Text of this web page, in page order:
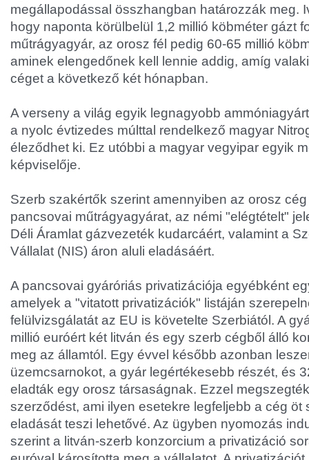
megállapodással összhangban határozzák meg.
hogy naponta körülbelül 1,2 millió köbméter gázt
műtrágyagyár, az orosz fél pedig 60-65 millió
aminek elengedőnek kell lennie addig, amíg
céget a következő két hónapban.
A verseny a világ egyik legnagyobb
a nyolc évtizedes múlttal rendelkező magyar
éleződhet ki. Ez utóbbi a magyar vegyipar egyik
képviselője.
Szerb szakértők szerint amennyiben az orosz
pancsovai műtrágyagyárat, az némi "elégtételt"
Déli Áramlat gázvezeték kudarcáért, valamint a
Vállalat (NIS) áron aluli eladásáért.
A pancsovai gyáróriás privatizációja egyébként
amelyek a "vitatott privatizációk" listáján
felülvizsgálatát az EU is követelte Szerbiától. A
millió euróért két litván és egy szerb cégből álló
meg az államtól. Egy évvel később azonban
üzemcsarnokot, a gyár legértékesebb részét, és
eladták egy orosz társaságnak. Ezzel
szerződést, ami ilyen esetekre legfeljebb a cég öt
eladását teszi lehetővé. Az ügyben nyomozás
szerint a litván-szerb konzorcium a privatizáció